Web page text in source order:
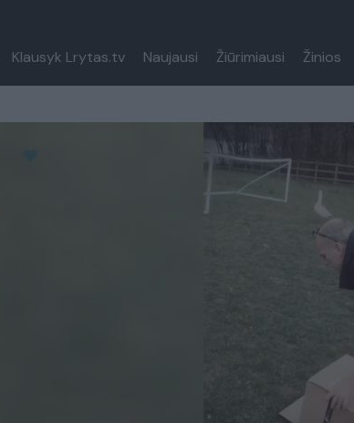
Klausyk Lrytas.tv Naujausi Žiūrimiausi Žinios